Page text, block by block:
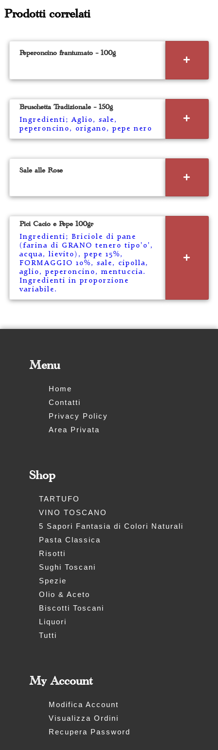
Prodotti correlati
Peperoncino frantumato – 100g
Bruschetta Tradizionale – 150g
Ingredienti; Aglio, sale,
peperoncino, origano, pepe nero
Sale alle Rose
Pici Cacio e Pepe 100gr
Ingredienti; Briciole di pane
(farina di GRANO tenero tipo'0',
acqua, lievito), pepe 15%,
FORMAGGIO 10%, sale, cipolla,
aglio, peperoncino, mentuccia.
Ingredienti in proporzione
variabile.
Menu
Home
Contatti
Privacy Policy
Area Privata
Shop
TARTUFO
VINO TOSCANO
5 Sapori Fantasia di Colori Naturali
Pasta Classica
Risotti
Sughi Toscani
Spezie
Olio & Aceto
Biscotti Toscani
Liquori
Tutti
My Account
Modifica Account
Visualizza Ordini
Recupera Password